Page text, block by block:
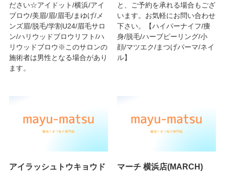
ださい☆アイドット/横浜/アイ
ブロウ/美眉/眉/眉毛/まゆげ/メ
ンズ眉/脱毛/学割U24/眉毛サロ
ン/ハリウッドブロウリフト/ハ
リウッドブロウ※このサロンの
施術者は男性となる場合があり
ます。
と、ご予約を承れる場合もござ
います。お気軽にお問い合わせ
下さい。【ハイパーナイフ/痩
身/脱毛/ハーブピーリング/小
顔/マツエク/まつげパーマ/ネイ
ル】
アイラッシュトウキョウド
マーチ 横浜店(MARCH)